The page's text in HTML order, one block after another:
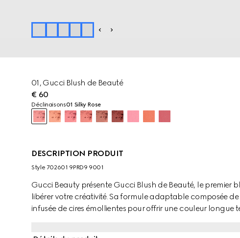
01, Gucci Blush de Beauté
€ 60
Déclinaisons01 Silky Rose
DESCRIPTION PRODUIT
Style ‎702601 9PRD9 9001
Gucci Beauty présente Gucci Blush de Beauté, le premier
libérer votre créativité. Sa formule adaptable composée
infusée de cires émollientes pour offrir une couleur longue